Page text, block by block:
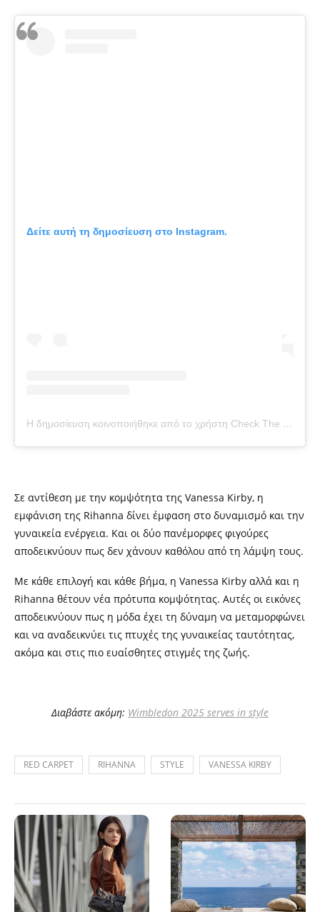
Δείτε αυτή τη δημοσίευση στο Instagram.
Η δημοσίευση κοινοποιήθηκε από το χρήστη Check The Tag (@checkthetag)
Σε αντίθεση με την κομψότητα της Vanessa Kirby, η
εμφάνιση της Rihanna δίνει έμφαση στο δυναμισμό και την
γυναικεία ενέργεια. Και οι δύο πανέμορφες φιγούρες
αποδεικνύουν πως δεν χάνουν καθόλου από τη λάμψη τους.
Με κάθε επιλογή και κάθε βήμα, η Vanessa Kirby αλλά και η
Rihanna θέτουν νέα πρότυπα κομψότητας. Αυτές οι εικόνες
αποδεικνύουν πως η μόδα έχει τη δύναμη να μεταμορφώνει
και να αναδεικνύει τις πτυχές της γυναικείας ταυτότητας,
ακόμα και στις πιο ευαίσθητες στιγμές της ζωής.
Διαβάστε ακόμη: Wimbledon 2025 serves in style
RED CARPET RIHANNA STYLE VANESSA KIRBY